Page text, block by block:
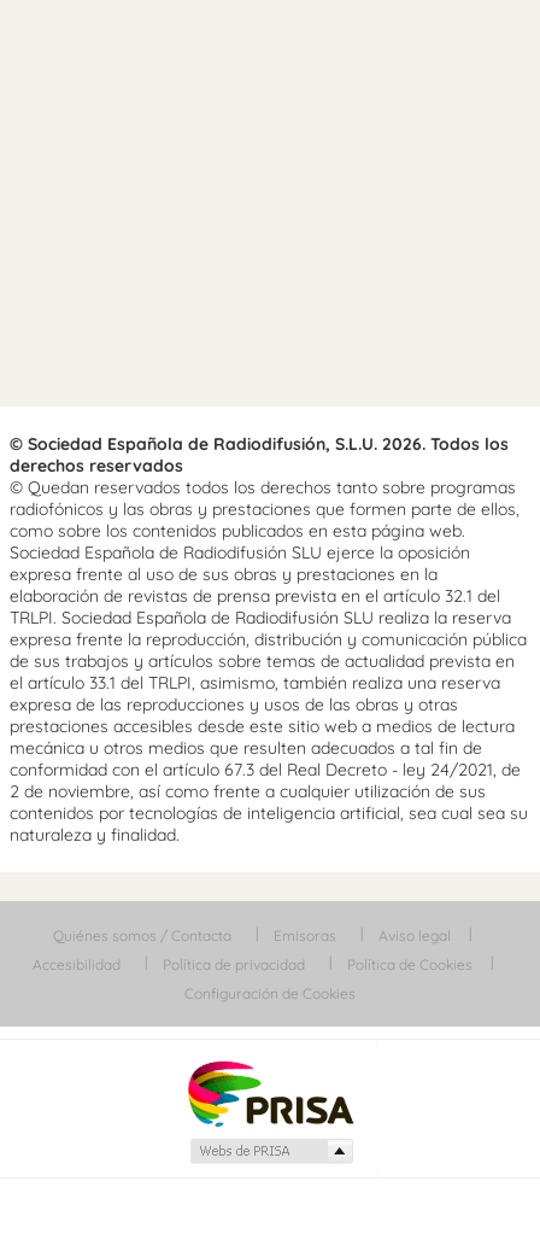
© Sociedad Española de Radiodifusión, S.L.U. 2026. Todos los
derechos reservados
© Quedan reservados todos los derechos tanto sobre programas
radiofónicos y las obras y prestaciones que formen parte de ellos,
como sobre los contenidos publicados en esta página web.
Sociedad Española de Radiodifusión SLU ejerce la oposición
expresa frente al uso de sus obras y prestaciones en la
elaboración de revistas de prensa prevista en el artículo 32.1 del
TRLPI. Sociedad Española de Radiodifusión SLU realiza la reserva
expresa frente la reproducción, distribución y comunicación pública
de sus trabajos y artículos sobre temas de actualidad prevista en
el artículo 33.1 del TRLPI, asimismo, también realiza una reserva
expresa de las reproducciones y usos de las obras y otras
prestaciones accesibles desde este sitio web a medios de lectura
mecánica u otros medios que resulten adecuados a tal fin de
conformidad con el artículo 67.3 del Real Decreto - ley 24/2021, de
2 de noviembre, así como frente a cualquier utilización de sus
contenidos por tecnologías de inteligencia artificial, sea cual sea su
naturaleza y finalidad.
Quiénes somos / Contacta Emisoras
Aviso legal
Accesibilidad
Política de privacidad
Política de Cookies
Configuración de Cookies